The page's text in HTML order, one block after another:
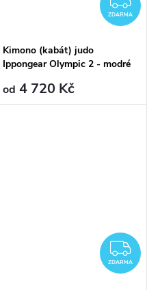
ZDARMA
Kimono (kabát) judo
Ippongear Olympic 2 - modré
od 4 720 Kč
ZDARMA